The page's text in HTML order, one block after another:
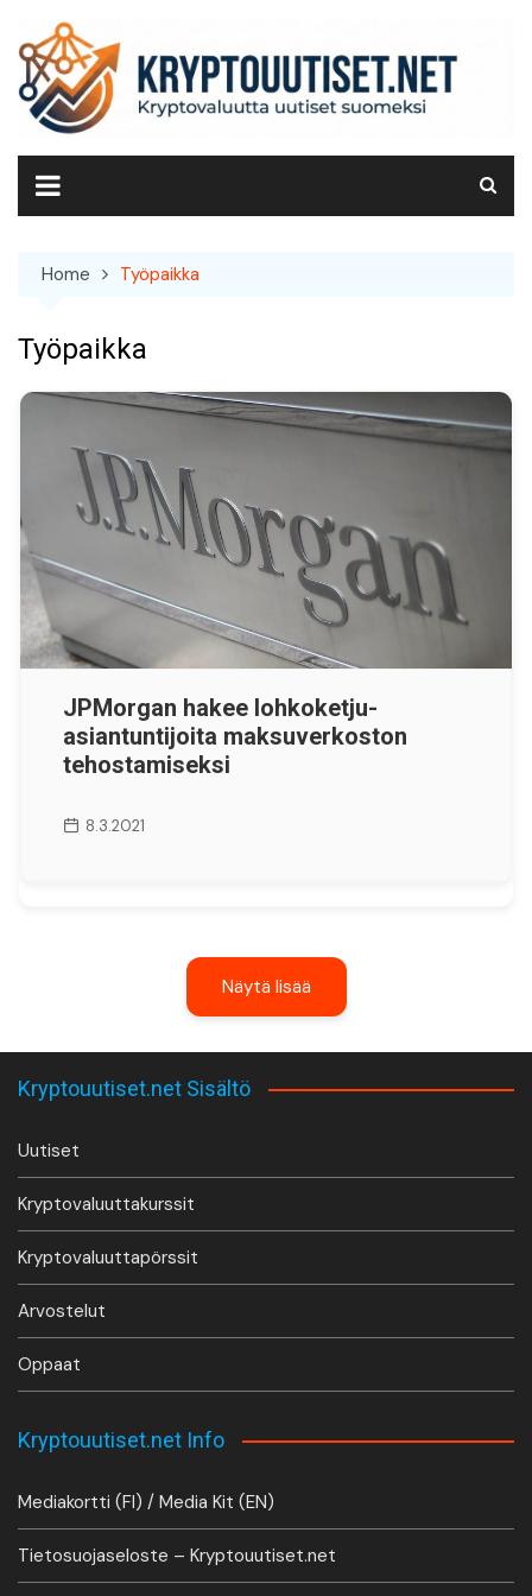
content
Home Työpaikka
Työpaikka
JPMorgan hakee lohkoketju-
asiantuntijoita maksuverkoston
tehostamiseksi
8.3.2021
Näytä lisää
Kryptouutiset.net Sisältö
Uutiset
Kryptovaluuttakurssit
Kryptovaluuttapörssit
Arvostelut
Oppaat
Kryptouutiset.net Info
Mediakortti (FI) / Media Kit (EN)
Tietosuojaseloste – Kryptouutiset.net